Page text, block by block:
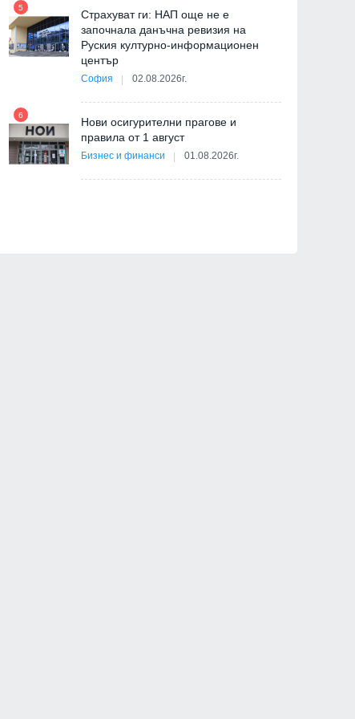
5
Страхуват ги: НАП още не е
започнала данъчна ревизия на
Руския културно-информационен
център
София 02.08.2026г.
6
Нови осигурителни прагове и
правила от 1 август
Бизнес и финанси 01.08.2026г.